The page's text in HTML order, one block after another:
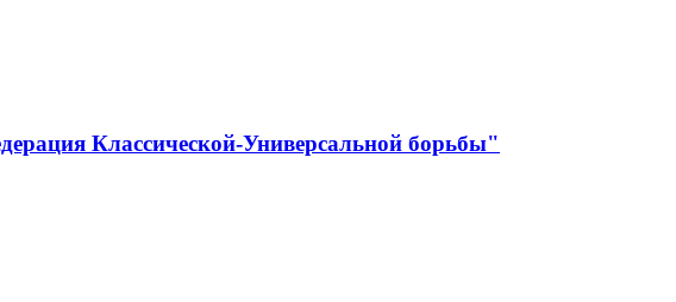
Классической-Универсальной борьбы"